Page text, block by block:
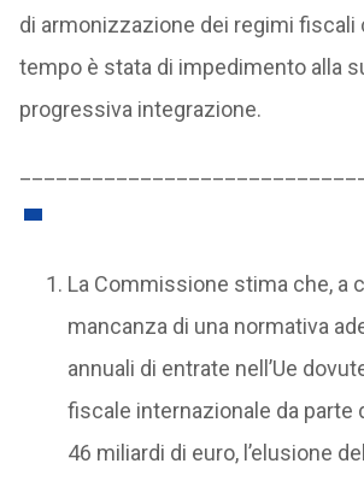
di armonizzazione dei regimi fiscali
tempo è stata di impedimento alla
progressiva integrazione.
La Commissione stima che, a
mancanza di una normativa
annuali di entrate nell’Ue
fiscale internazionale da parte
46 miliardi di euro, l’elusione